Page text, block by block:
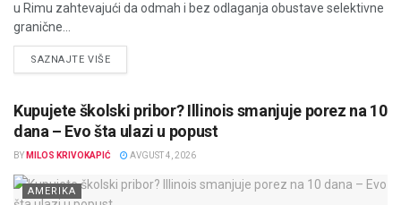
u Rimu zahtevajući da odmah i bez odlaganja obustave selektivne
granične...
SAZNAJTE VIŠEDETAILS
Kupujete školski pribor? Illinois smanjuje porez na 10
dana – Evo šta ulazi u popust
BY MILOS KRIVOKAPIĆ AVGUST 4, 2026
AMERIKA